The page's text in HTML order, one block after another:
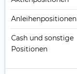
Anleihenpositionen
Cash und sonstige
Positionen